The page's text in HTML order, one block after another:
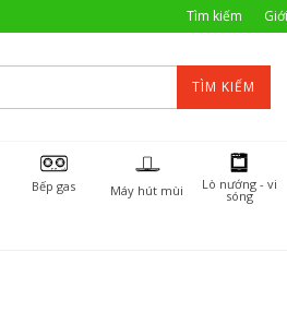
Tìm kiếm
TÌM KIẾM
Bếp gas Máy hút mùi Lò nướng - vi
sóng